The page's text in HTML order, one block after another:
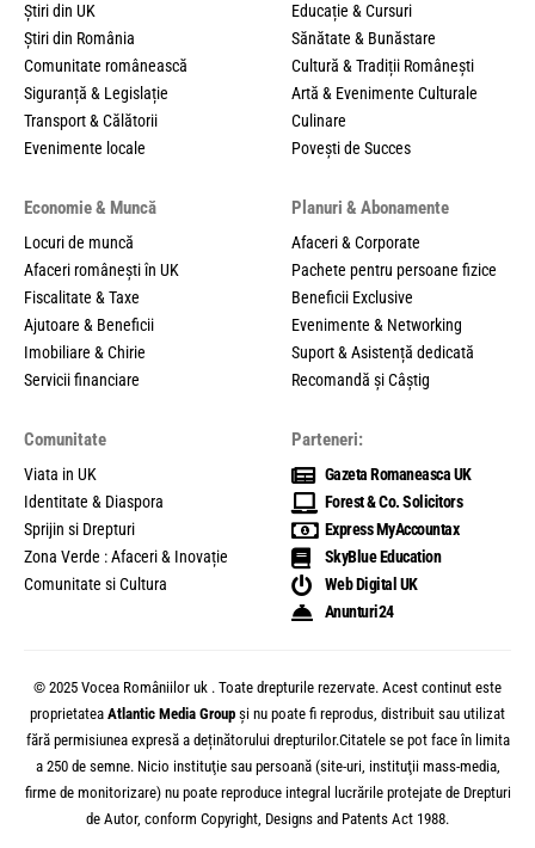
Știri din UK
Știri din România
Comunitate românească
Siguranță & Legislație
Transport & Călătorii
Evenimente locale
Educație & Cursuri
Sănătate & Bunăstare
Cultură & Tradiții Românești
Artă & Evenimente Culturale
Culinare
Povești de Succes
Economie & Muncă
Locuri de muncă
Afaceri românești în UK
Fiscalitate & Taxe
Ajutoare & Beneficii
Imobiliare & Chirie
Servicii financiare
Planuri & Abonamente
Afaceri & Corporate
Pachete pentru persoane fizice
Beneficii Exclusive
Evenimente & Networking
Suport & Asistență dedicată
Recomandă și Câștig
Comunitate
Viata in UK
Identitate & Diaspora
Sprijin si Drepturi
Zona Verde : Afaceri & Inovație
Comunitate si Cultura
Parteneri:
Gazeta Romaneasca UK
Forest & Co. Solicitors
Express MyAccountax
SkyBlue Education
Web Digital UK
Anunturi24
© 2025 Vocea Româniilor uk . Toate drepturile rezervate. Acest continut este
proprietatea Atlantic Media Group și nu poate fi reprodus, distribuit sau utilizat
fără permisiunea expresă a deținătorului drepturilor.Citatele se pot face în limita
a 250 de semne. Nicio instituţie sau persoană (site-uri, instituţii mass-media,
firme de monitorizare) nu poate reproduce integral lucrările protejate de Drepturi
de Autor, conform Copyright, Designs and Patents Act 1988.